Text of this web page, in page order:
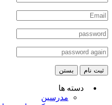
ثبت نام بستن
دسته ها
مدرسین